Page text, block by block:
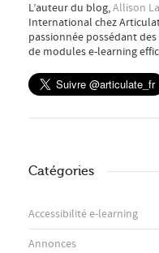
L’auteur du blog,Allison
International chez
passionnée possédant
de modules e-learning
Catégories
Accessibilité e-learning
Annonces